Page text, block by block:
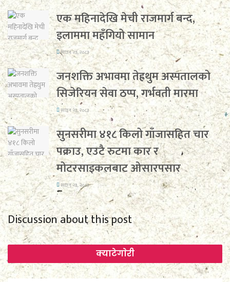
एक महिनादेखि मेची राजमार्ग बन्द,
इलाममा महँगियो सामान
साउन २३, २०८३
जनशक्ति अभावमा तेह्रथुम अस्पतालको
सिजेरियन सेवा ठप्प, गर्भवती मारमा
साउन २३, २०८३
सुनसरीमा ४१८ किलो गाँजासहित चार
पक्राउ, एउटै रुटमा कार र
मोटरसाइकलबाट ओसारपसार
साउन २३, २०८३
Discussion about this post
क्याटेगाेरी